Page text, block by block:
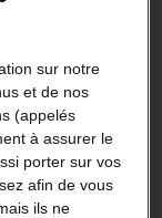
facture ?
vidéo.
sur notre
et de nos
(appelés
à assurer le
porter sur vos
afin de vous
ils ne